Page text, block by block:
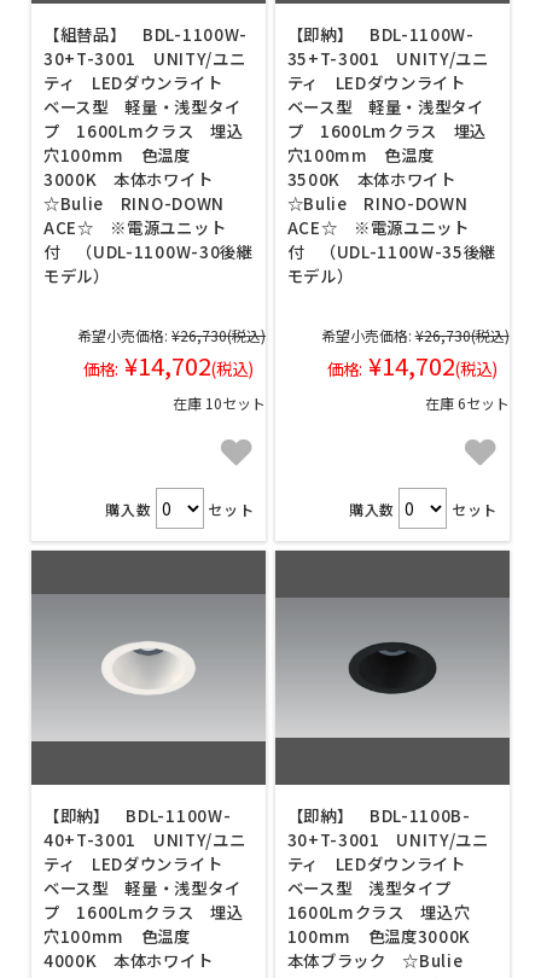
【組替品】 BDL-1100W-
30+T-3001 UNITY/ユニ
ティ LEDダウンライト
ベース型 軽量・浅型タイ
プ 1600Lmクラス 埋込
穴100mm 色温度
3000K 本体ホワイト
☆Bulie RINO-DOWN
ACE☆ ※電源ユニット
付 （UDL-1100W-30後継
モデル）
希望小売価格: ¥26,730(税込)
価格: ¥14,702(税込)
在庫 10セット
購入数 セット
【即納】 BDL-1100W-
35+T-3001 UNITY/ユニ
ティ LEDダウンライト
ベース型 軽量・浅型タイ
プ 1600Lmクラス 埋込
穴100mm 色温度
3500K 本体ホワイト
☆Bulie RINO-DOWN
ACE☆ ※電源ユニット
付 （UDL-1100W-35後継
モデル）
希望小売価格: ¥26,730(税込)
価格: ¥14,702(税込)
在庫 6セット
購入数 セット
【即納】 BDL-1100W-
40+T-3001 UNITY/ユニ
ティ LEDダウンライト
ベース型 軽量・浅型タイ
プ 1600Lmクラス 埋込
穴100mm 色温度
4000K 本体ホワイト
【即納】 BDL-1100B-
30+T-3001 UNITY/ユニ
ティ LEDダウンライト
ベース型 浅型タイプ
1600Lmクラス 埋込穴
100mm 色温度3000K
本体ブラック ☆Bulie